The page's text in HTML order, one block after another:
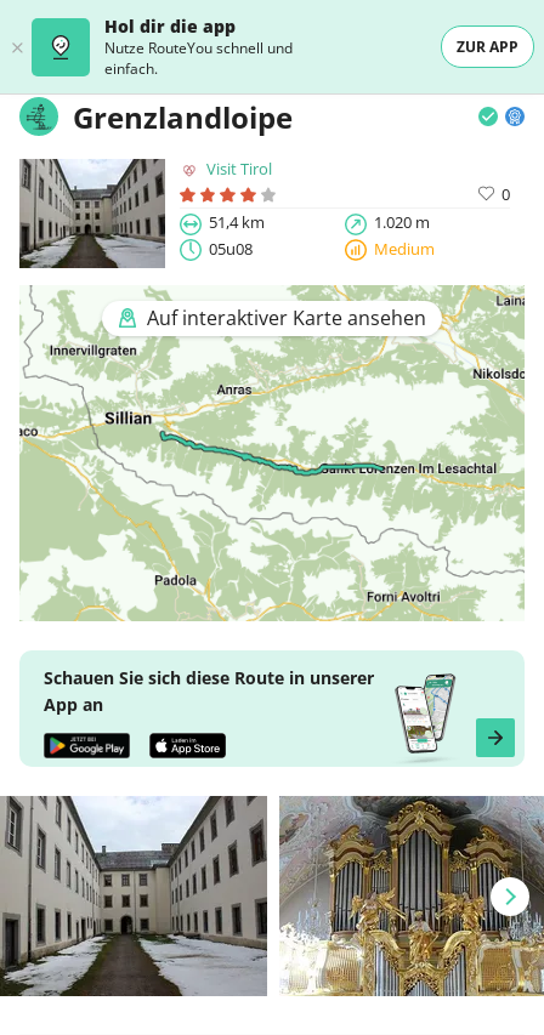
Hol dir die app
Nutze RouteYou schnell und
einfach.
ZUR APP
Grenzlandloipe
Visit Tirol
0
51,4 km
1.020 m
05u08
Medium
Auf interaktiver Karte ansehen
Schauen Sie sich diese Route in unserer
App an